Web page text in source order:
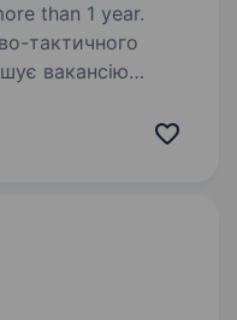
than 1 year.
тактичного
вакансію